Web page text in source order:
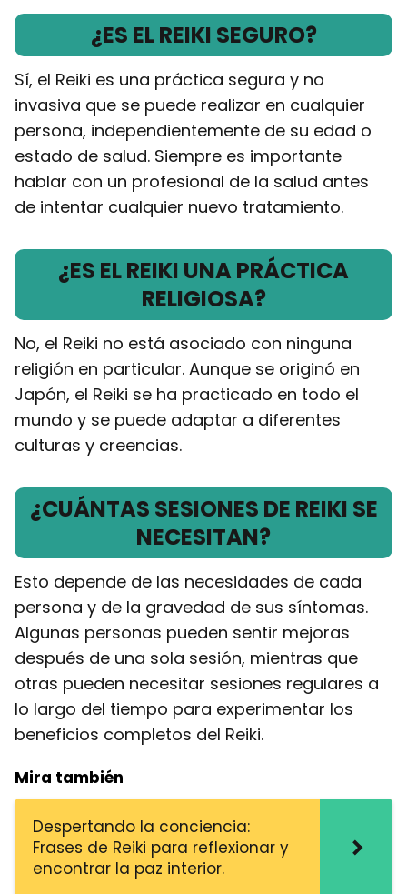
¿ES EL REIKI SEGURO?
Sí, el Reiki es una práctica segura y no
invasiva que se puede realizar en cualquier
persona, independientemente de su edad o
estado de salud. Siempre es importante
hablar con un profesional de la salud antes
de intentar cualquier nuevo tratamiento.
¿ES EL REIKI UNA PRÁCTICA
RELIGIOSA?
No, el Reiki no está asociado con ninguna
religión en particular. Aunque se originó en
Japón, el Reiki se ha practicado en todo el
mundo y se puede adaptar a diferentes
culturas y creencias.
¿CUÁNTAS SESIONES DE REIKI SE
NECESITAN?
Esto depende de las necesidades de cada
persona y de la gravedad de sus síntomas.
Algunas personas pueden sentir mejoras
después de una sola sesión, mientras que
otras pueden necesitar sesiones regulares a
lo largo del tiempo para experimentar los
beneficios completos del Reiki.
Mira también
Despertando la conciencia:
Frases de Reiki para reflexionar y
encontrar la paz interior.